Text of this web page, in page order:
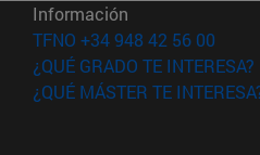
ventana)
nueva ventana)
ventana)
Información
TFNO +34 948 42 56 00
¿QUÉ GRADO TE INTERESA?
¿QUÉ MÁSTER TE